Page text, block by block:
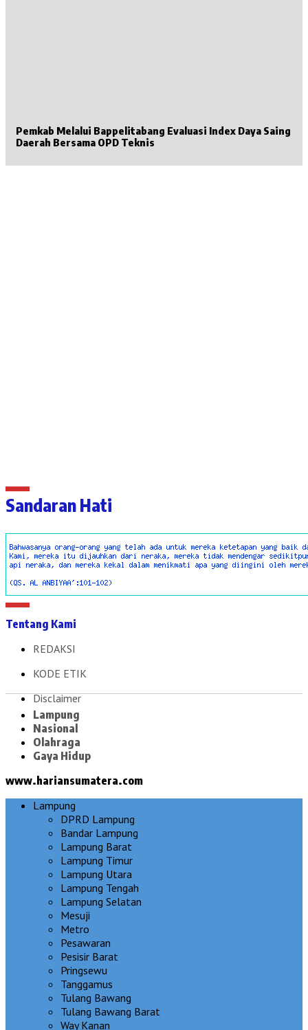
Pemkab Melalui Bappelitabang Evaluasi Index Daya Saing
Daerah Bersama OPD Teknis
Sandaran Hati
Tentang Kami
REDAKSI
KODE ETIK
Disclaimer
Lampung
Nasional
Olahraga
Gaya Hidup
www.hariansumatera.com
Lampung
DPRD Lampung
Bandar Lampung
Lampung Barat
Lampung Timur
Lampung Utara
Lampung Tengah
Lampung Selatan
Mesuji
Metro
Pesawaran
Pesisir Barat
Pringsewu
Tanggamus
Tulang Bawang
Tulang Bawang Barat
Way Kanan